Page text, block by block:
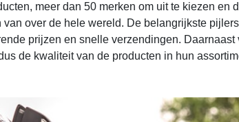
meer dan 50 merken om uit te kiezen en
van over de hele wereld. De belangrijkste
prijzen en snelle verzendingen.
de kwaliteit van de producten in hun